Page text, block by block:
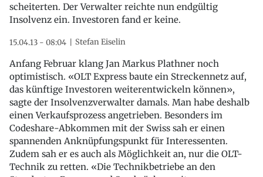
scheiterten. Der Verwalter reichte nun endgültig
Insolvenz ein. Investoren fand er keine.
15.04.13 - 08:04 Stefan Eiselin
Anfang Februar klang Jan Markus Plathner noch
optimistisch. «OLT Express baute ein Streckennetz auf,
das künftige Investoren weiterentwickeln können»,
sagte der Insolvenzverwalter damals. Man habe deshalb
einen Verkaufsprozess angetrieben. Besonders im
Codeshare-Abkommen mit der Swiss sah er einen
spannenden Anknüpfungspunkt für Interessenten.
Zudem sah er es auch als Möglichkeit an, nur die OLT-
Technik zu retten. «Die Technikbetriebe an den